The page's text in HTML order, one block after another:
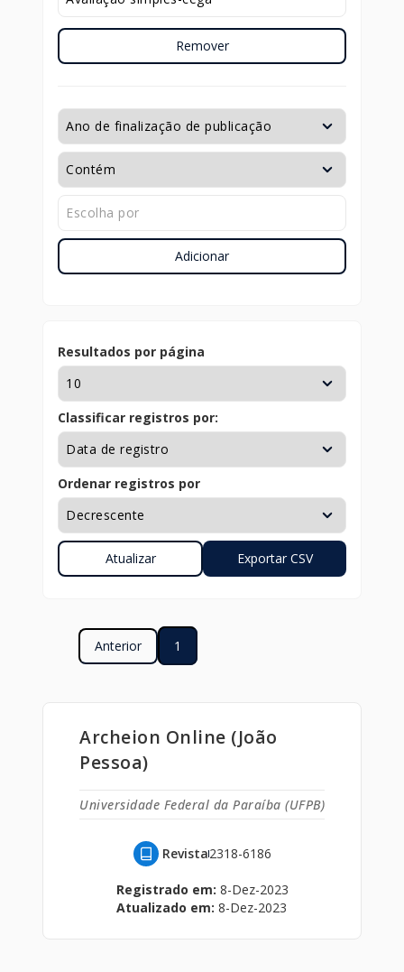
Remover
Adicionar
Resultados por página
Classificar registros por:
Ordenar registros por
Anterior 1
Archeion Online (João
Pessoa)
Universidade Federal da Paraíba (UFPB)
Revista2318-6186
Registrado em: 8-Dez-2023
Atualizado em: 8-Dez-2023